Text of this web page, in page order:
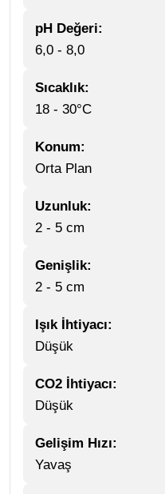
pH Değeri:
6,0 - 8,0
Sıcaklık:
18 - 30°C
Konum:
Orta Plan
Uzunluk:
2 - 5 cm
Genişlik:
2 - 5 cm
Işık İhtiyacı:
Düşük
CO2 İhtiyacı:
Düşük
Gelişim Hızı:
Yavaş